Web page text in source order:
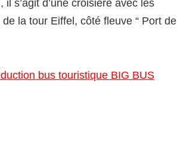
s’agit d’une croisiere avec les
la tour Eiffel, côté fleuve “ Port de
bus touristique BIG BUS